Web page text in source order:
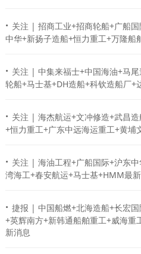
· 关注 | 招商工业+招商轮船+广船
中华+新扬子造船+恒力重工+万隆船
· 关注 | 中集来福士+中国海油+马尾
轮船+马士基+DH造船+科钦造船厂+
· 关注 | 海杰航运+文冲修造+武昌
+恒力重工+广东中远海运重工+黄埔
· 关注 | 海油工程+广船国际+沪东
湾海工+春安航运+马士基+HMM最
· 捷报 | 中国船燃+北海造船+长宏
+英辉南方+新韩通船舶重工+威海重
新消息